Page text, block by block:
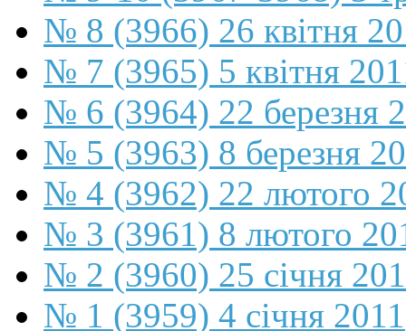
№ 8 (3966) 26 квітня
№ 7 (3965) 5 квітня
№ 6 (3964) 22 березня
№ 5 (3963) 8 березня
№ 4 (3962) 22 лютого
№ 3 (3961) 8 лютого
№ 2 (3960) 25 січня
№ 1 (3959) 4 січня 2011